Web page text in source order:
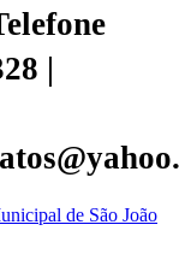
|
de São João